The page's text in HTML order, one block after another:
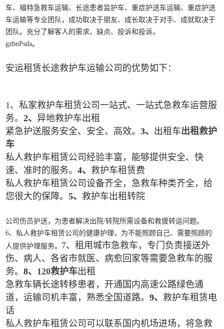
车、福特急救车运输、长途患者监护车、重症护送车运输、重症护送
车运输等专业团队，成功取决于朋友、成长取决于对手、成就取决于
团队。充分了解客人的需求、缺点、投诉和投诉。
gzbnPsda。
安运租赁长途救护车运输公司的优势如下：
1、私家救护车租赁公司一站式、一站式急救车运营服
务。2、 异地救护车出租
紧急护送服务安全、安全、高效。3、 出租车出租救护
车
私人救护车租赁公司经验丰富，能够提供安全、快
速、准时的服务。4、救护车租赁费
私人救护车租赁公司设备齐全，急救车种类齐全，给
您很大的保障。5、救护车出租转院
公司伤员护送，为患者解决出院/转院所需设备和救援转运问题。
6、私人救护车租赁公司的健康护理，为不能照顾自己、需要照顾的
人提供护理服务。 7、租用城市急救车，专门负责接送外
伤、病人、各省市就医、病愈回家等需要急救车的服
务。8、 120救护车出租
急救车辆长途转移患者，开通国内高速公路绿色通
道，运输司机丰富，熟悉全国道路。9、救护车租赁电
话
私人救护车租赁公司可以联系国内机场进场，将急救